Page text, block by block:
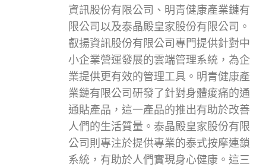
資訊股份有限公司、明青健康產業鏈有
限公司以及泰晶殿皇家股份有限公司。
叡揚資訊股份有限公司專門提供針對中
小企業營運發展的雲端管理系統，為企
業提供更有效的管理工具。明青健康產
業鏈有限公司研發了針對身體痠痛的通
通貼產品，這一產品的推出有助於改善
人們的生活質量。泰晶殿皇家股份有限
公司則專注於提供專業的泰式按摩連鎖
系統，有助於人們實現身心健康。這三